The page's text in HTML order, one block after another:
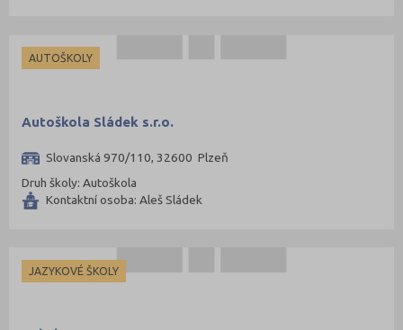
AUTOŠKOLY
Autoškola Sládek s.r.o.
Slovanská 970/110, 32600 Plzeň
Druh školy: Autoškola
Kontaktní osoba: Aleš Sládek
JAZYKOVÉ ŠKOLY